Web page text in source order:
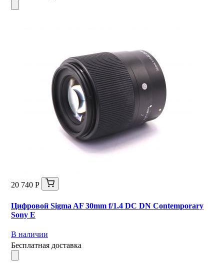
20 740 Р
Цифровой Sigma AF 30mm f/1.4 DC DN Contemporary
Sony E
В наличии
Бесплатная доставка